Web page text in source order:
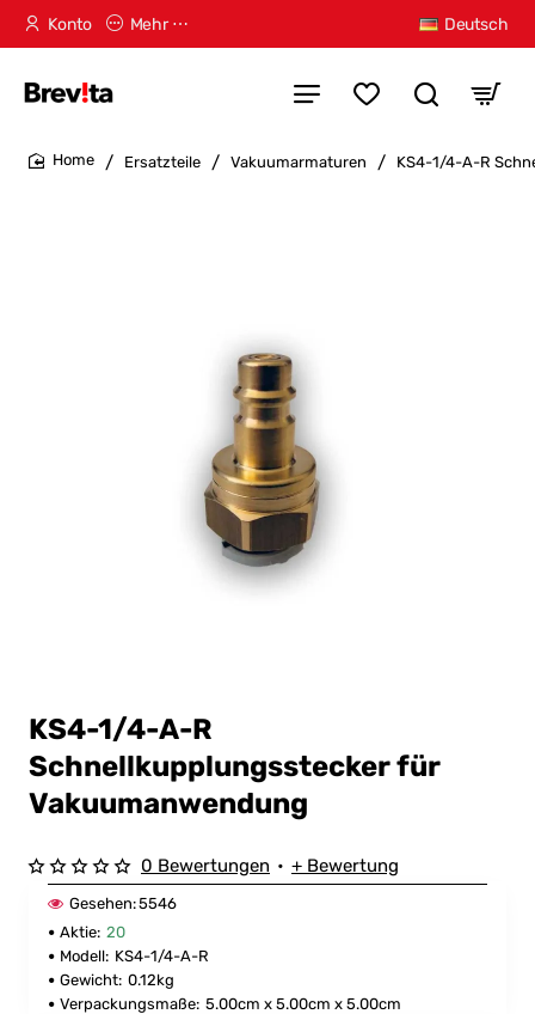
Konto Mehr ⋯ Deutsch
Ersatzteile Vakuumarmaturen KS4-1/4-A-R
KS4-1/4-A-R
Schnellkupplungsstecker für
Vakuumanwendung
Aktie: 20
Modell: KS4-1/4-A-R
Gewicht: 0.12kg
Verpackungsmaße: 5.00cm x 5.00cm x 5.00cm
Gesehen:5546
0 Bewertungen • + Bewertung